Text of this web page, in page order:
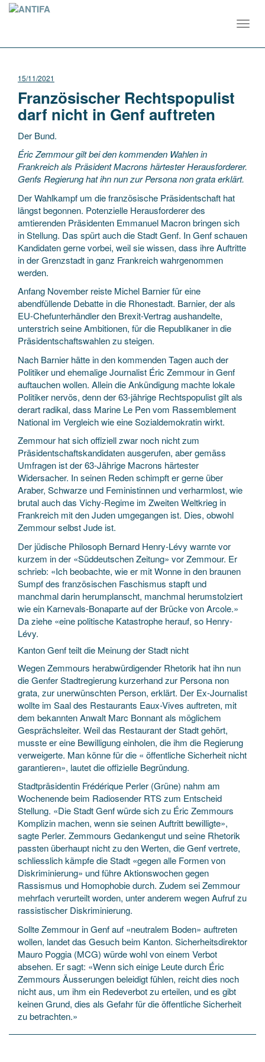
15/11/2021
Französischer Rechtspopulist
darf nicht in Genf auftreten
Der Bund.
Éric Zemmour gilt bei den kommenden Wahlen in
Frankreich als Präsident Macrons härtester Herausforderer.
Genfs Regierung hat ihn nun zur Persona non grata erklärt.
Der Wahlkampf um die französische Präsidentschaft hat
längst begonnen. Potenzielle Herausforderer des
amtierenden Präsidenten Emmanuel Macron bringen sich
in Stellung. Das spürt auch die Stadt Genf. In Genf schauen
Kandidaten gerne vorbei, weil sie wissen, dass ihre Auftritte
in der Grenzstadt in ganz Frankreich wahrgenommen
werden.
Anfang November reiste Michel Barnier für eine
abendfüllende Debatte in die Rhonestadt. Barnier, der als
EU-Chefunterhändler den Brexit-Vertrag aushandelte,
unterstrich seine Ambitionen, für die Republikaner in die
Präsidentschaftswahlen zu steigen.
Nach Barnier hätte in den kommenden Tagen auch der
Politiker und ehemalige Journalist Éric Zemmour in Genf
auftauchen wollen. Allein die Ankündigung machte lokale
Politiker nervös, denn der 63-jährige Rechtspopulist gilt als
derart radikal, dass Marine Le Pen vom Rassemblement
National im Vergleich wie eine Sozialdemokratin wirkt.
Zemmour hat sich offiziell zwar noch nicht zum
Präsidentschaftskandidaten ausgerufen, aber gemäss
Umfragen ist der 63-Jährige Macrons härtester
Widersacher. In seinen Reden schimpft er gerne über
Araber, Schwarze und Feministinnen und verharmlost, wie
brutal auch das Vichy-Regime im Zweiten Weltkrieg in
Frankreich mit den Juden umgegangen ist. Dies, obwohl
Zemmour selbst Jude ist.
Der jüdische Philosoph Bernard Henry-Lévy warnte vor
kurzem in der «Süddeutschen Zeitung» vor Zemmour. Er
schrieb: «Ich beobachte, wie er mit Wonne in den braunen
Sumpf des französischen Faschismus stapft und
manchmal darin herumplanscht, manchmal herumstolziert
wie ein Karnevals-Bonaparte auf der Brücke von Arcole.»
Da ziehe «eine politische Katastrophe herauf, so Henry-
Lévy.
Kanton Genf teilt die Meinung der Stadt nicht
Wegen Zemmours herabwürdigender Rhetorik hat ihn nun
die Genfer Stadtregierung kurzerhand zur Persona non
grata, zur unerwünschten Person, erklärt. Der Ex-Journalist
wollte im Saal des Restaurants Eaux-Vives auftreten, mit
dem bekannten Anwalt Marc Bonnant als möglichem
Gesprächsleiter. Weil das Restaurant der Stadt gehört,
musste er eine Bewilligung einholen, die ihm die Regierung
verweigerte. Man könne für die « öffentliche Sicherheit nicht
garantieren», lautet die offizielle Begründung.
Stadtpräsidentin Frédérique Perler (Grüne) nahm am
Wochenende beim Radiosender RTS zum Entscheid
Stellung. «Die Stadt Genf würde sich zu Éric Zemmours
Komplizin machen, wenn sie seinen Auftritt bewilligte»,
sagte Perler. Zemmours Gedankengut und seine Rhetorik
passten überhaupt nicht zu den Werten, die Genf vertrete,
schliesslich kämpfe die Stadt «gegen alle Formen von
Diskriminierung» und führe Aktionswochen gegen
Rassismus und Homophobie durch. Zudem sei Zemmour
mehrfach verurteilt worden, unter anderem wegen Aufruf zu
rassistischer Diskriminierung.
Sollte Zemmour in Genf auf «neutralem Boden» auftreten
wollen, landet das Gesuch beim Kanton. Sicherheitsdirektor
Mauro Poggia (MCG) würde wohl von einem Verbot
absehen. Er sagt: «Wenn sich einige Leute durch Éric
Zemmours Äusserungen beleidigt fühlen, reicht dies noch
nicht aus, um ihm ein Redeverbot zu erteilen, und es gibt
keinen Grund, dies als Gefahr für die öffentliche Sicherheit
zu betrachten.»